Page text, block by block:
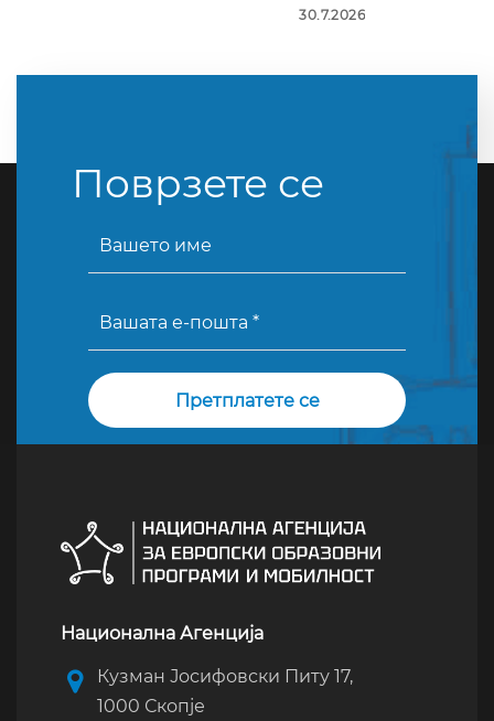
30.7.2026
Поврзете се
Национална Агенција
Кузман Јосифовски Питу 17,
1000 Скопје